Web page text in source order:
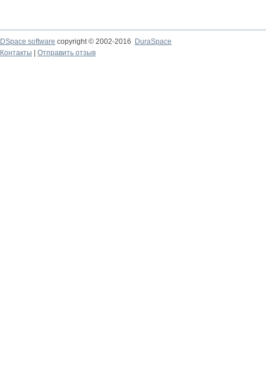
DSpace software copyright © 2002-2016
DuraSpace
Контакты
Отправить отзыв